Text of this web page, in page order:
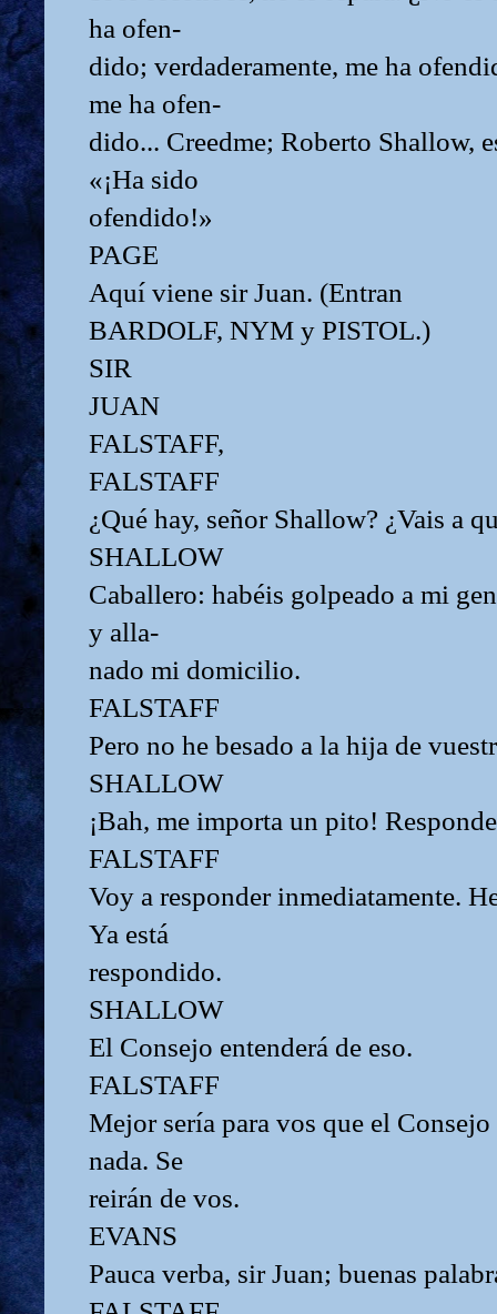
ha ofen-
dido; verdaderamente, me ha
me ha ofen-
dido... Creedme; Roberto Shallow,
«¡Ha sido
ofendido!»
PAGE
Aquí viene sir Juan. (Entran
BARDOLF, NYM y PISTOL.)
SIR
JUAN
FALSTAFF,
FALSTAFF
¿Qué hay, señor Shallow? ¿Vais a
SHALLOW
Caballero: habéis golpeado a mi
y alla-
nado mi domicilio.
FALSTAFF
Pero no he besado a la hija de
SHALLOW
¡Bah, me importa un pito!
FALSTAFF
Voy a responder inmediatamente.
Ya está
respondido.
SHALLOW
El Consejo entenderá de eso.
FALSTAFF
Mejor sería para vos que el
nada. Se
reirán de vos.
EVANS
Pauca verba, sir Juan; buenas